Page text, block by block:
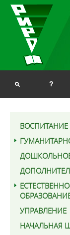
?
ВОСПИТАНИЕ
УПРАВЛЕНИЕ
НАЧАЛЬНАЯ